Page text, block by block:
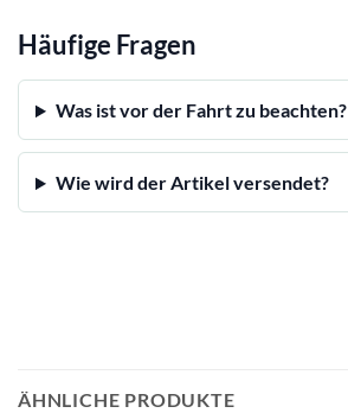
Häufige Fragen
Was ist vor der Fahrt zu beachten?
Wie wird der Artikel versendet?
ÄHNLICHE PRODUKTE